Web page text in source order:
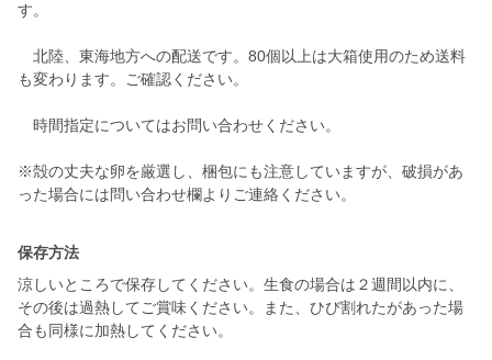
す。
北陸、東海地方への配送です。80個以上は大箱使用のため送料
も変わります。ご確認ください。
時間指定についてはお問い合わせください。
※殻の丈夫な卵を厳選し、梱包にも注意していますが、破損があ
った場合には問い合わせ欄よりご連絡ください。
保存方法
涼しいところで保存してください。生食の場合は２週間以内に、
その後は過熱してご賞味ください。また、ひび割れたがあった場
合も同様に加熱してください。